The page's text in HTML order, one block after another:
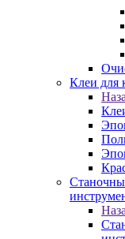
Клеи для